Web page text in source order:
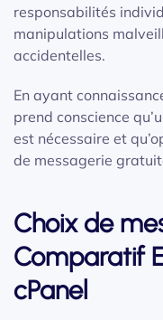
responsabilités
manipulations
accidentelles.
En ayant
prend conscience
est nécessaire et
de messagerie
Choix de
Comparatif
cPanel